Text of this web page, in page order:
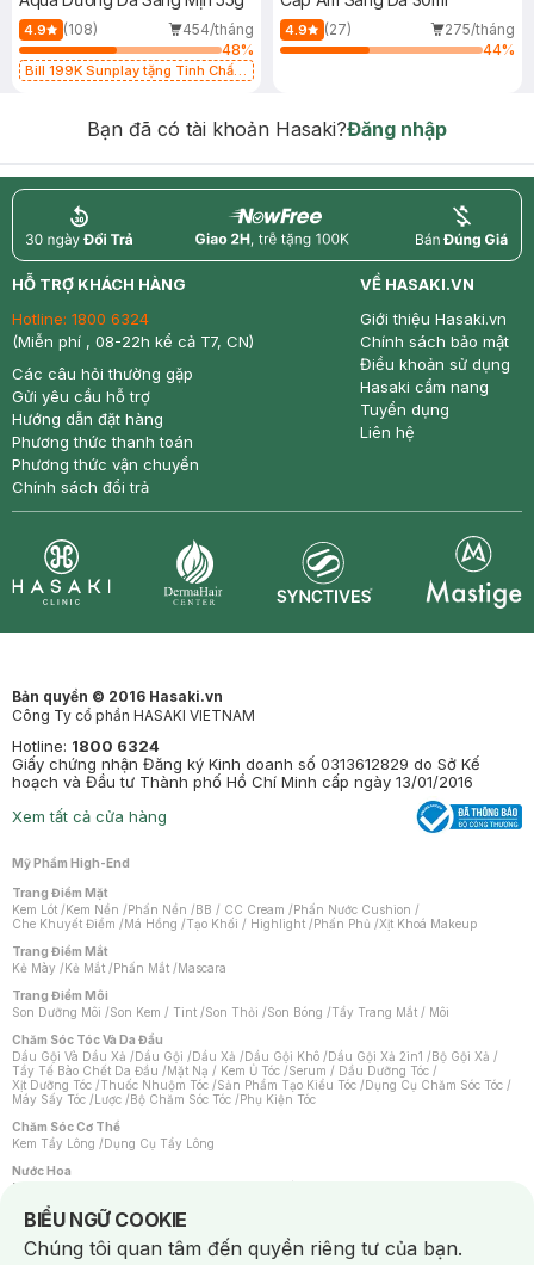
4.9 (108)
454/tháng
48%
Bill 199K Sunplay tặng Tinh Chất
4.9 (27)
275/tháng
44%
Bạn đã có tài khoản Hasaki?Đăng nhập
return nowfree price
HỖ TRỢ KHÁCH HÀNG
Hotline: 1800 6324
(Miễn phí , 08-22h kể cả T7, CN)
Các câu hỏi thường gặp
Gửi yêu cầu hỗ trợ
Hướng dẫn đặt hàng
Phương thức thanh toán
Phương thức vận chuyển
Chính sách đổi trả
VỀ HASAKI.VN
Giới thiệu Hasaki.vn
Chính sách bảo mật
Điều khoản sử dụng
Hasaki cẩm nang
Tuyển dụng
Liên hệ
Bản quyền © 2016 Hasaki.vn
Công Ty cổ phần HASAKI VIETNAM
Hotline: 1800 6324
Giấy chứng nhận Đăng ký Kinh doanh số 0313612829 do Sở Kế
hoạch và Đầu tư Thành phố Hồ Chí Minh cấp ngày 13/01/2016
Xem tất cả cửa hàng
Mỹ Phẩm High-End
Trang Điểm Mặt
Kem Lót /Kem Nền /Phấn Nền /BB / CC Cream /Phấn Nước Cushion /
Che Khuyết Điểm /Má Hồng /Tạo Khối / Highlight /Phấn Phủ /Xịt Khoá Makeup
Trang Điểm Mắt
Kẻ Mày /Kẻ Mắt /Phấn Mắt /Mascara
Trang Điểm Môi
Son Dưỡng Môi /Son Kem / Tint /Son Thỏi /Son Bóng /Tẩy Trang Mắt / Môi
Chăm Sóc Tóc Và Da Đầu
Dầu Gội Và Dầu Xả /Dầu Gội /Dầu Xả /Dầu Gội Khô /Dầu Gội Xả 2in1 /Bộ Gội Xả /
Tẩy Tế Bào Chết Da Đầu /Mặt Nạ / Kem Ủ Tóc /Serum / Dầu Dưỡng Tóc /
Xịt Dưỡng Tóc /Thuốc Nhuộm Tóc /Sản Phẩm Tạo Kiểu Tóc /Dụng Cụ Chăm Sóc Tóc /
Máy Sấy Tóc /Lược /Bộ Chăm Sóc Tóc /Phụ Kiện Tóc
Chăm Sóc Cơ Thể
Kem Tẩy Lông /Dụng Cụ Tẩy Lông
Nước Hoa
Nước Hoa Nữ
Chăm Sóc Cá Nhân
Chống Muỗi /Khẩu Trang /Máy Massage/Mặt Nạ Xông Hơi /Nước Rửa Tay/
Sản Phẩm Chăm Sóc Khác /Bàn Chải Đánh Răng /Bàn Chải Điện/
BIỂU NGỮ COOKIE
Notice about cookies usage
Chúng tôi quan tâm đến quyền riêng tư của bạn.